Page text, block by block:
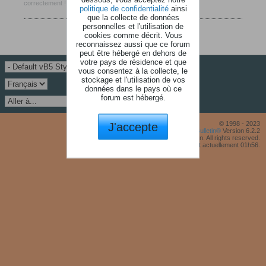
correctement !
© 1998 - 2023
Powered by
vBulletin® Version 6.2.2
Copyright © 2026 MH Sub I, LLC dba vBulletin. All rights reserved.
Fuseau horaire GMT +1. Il est actuellement 01h56.
politique de confidentialitéainsi
que la collecte de données
personnelles et l'utilisation de
cookies comme décrit. Vous
reconnaissez aussi que ce forum
peut être hébergé en dehors de
votre pays de résidence et que
vous consentez à la collecte, le
stockage et l'utilisation de vos
données dans le pays où ce
forum est hébergé.
J'accepte